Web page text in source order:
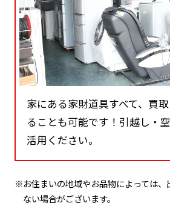
家にある家財道具すべて、買
ることも可能です！引越し・
活用ください。
※お住まいの地域やお品物によっては、
ない場合がございます。